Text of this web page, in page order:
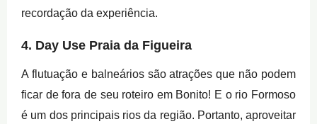
recordação da experiência.
4. Day Use Praia da Figueira
A flutuação e balneários são atrações que não podem
ficar de fora de seu roteiro em Bonito! E o rio Formoso
é um dos principais rios da região. Portanto, aproveitar